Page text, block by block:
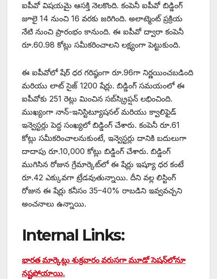
ఐపీవో విషయమై ఆసక్తి నెలకొంది. కంపెనీ ఐపీవో బిడ్డింగ్
జూలై 14 నుంచి 16 వరకు జరిగింది. అలాట్మెంట్ ప్రక్రియ
నేటి నుంచి ప్రారంభం కానుంది. ఈ ఐపీవో ద్వారా కంపెనీ
రూ.60.98 కోట్లు సమీకరించాలని లక్ష్యంగా పెట్టుకుంది.
ఈ ఐపీవోలో షేర్ ధర గరిష్ఠంగా రూ.96గా నిర్ణయించబడింది
మరియు లాట్ సైజ్‌ 1200 షేర్లు. బిడ్డింగ్ సమయంలో ఈ
ఐపీవోకు 251 రెట్లు మించిన సబ్‌స్క్రిప్షన్ లభించింది.
ముఖ్యంగా నాన్-ఇనిస్టిట్యూషనల్ మరియు క్వాలిఫైడ్
ఇన్వెస్టర్లు పెద్ద సంఖ్యలో బిడ్డింగ్ చేశారు. కంపెనీ రూ.61
కోట్లు సమీకరించాలనుకుంటే, ఇన్వెస్టర్లు దానికి బదులుగా
దాదాపు రూ.10,000 కోట్లు బిడ్డింగ్ చేశారు. బిడ్డింగ్
ముగిసిన రోజున గ్రేమార్కెట్‌లో ఈ షేర్లు ఇష్యూ ధర కంటే
రూ.42 ఎక్కువగా ట్రేడవుతున్నాయి. దీని వల్ల లిస్టింగ్
రోజున ఈ షేర్లు కనీసం 35–40% రాబడిని ఇవ్వవచ్చని
అంచనాలు ఉన్నాయి.
Internal Links:
భారత మార్కెట్లు శుక్రవారం వరుసగా మూడో సెషన్‌లోనూ
నష్టపోయాయి.